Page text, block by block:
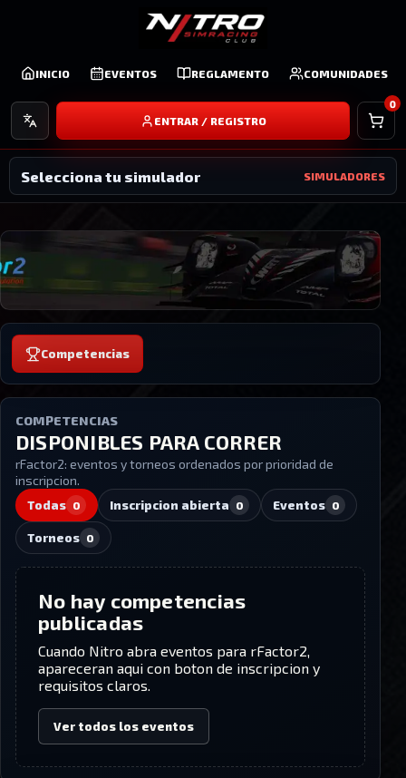
INICIO EVENTOS REGLAMENTO COMUNIDADES
Idioma
ENTRAR / REGISTRO
0
Selecciona tu simulador SIMULADORES
Competencias
COMPETENCIAS
DISPONIBLES PARA CORRER
rFactor2: eventos y torneos ordenados por prioridad de
inscripcion.
Todas 0 Inscripcion abierta 0 Eventos 0
Torneos 0
No hay competencias
publicadas
Cuando Nitro abra eventos para rFactor2,
apareceran aqui con boton de inscripcion y
requisitos claros.
Ver todos los eventos